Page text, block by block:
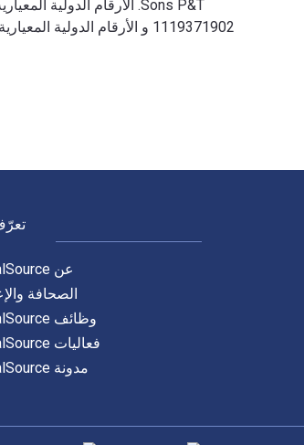
1119371902 و الأرقام الدولية المعيارية للكتاب (ISBN) هي 9781119371878, 1119371872. وفّر حتى 80% في مقابل الطباعة عن طريق الانتقال إلى الحياة الرقمية من خلال VitalSource.
عن VitalSource
الصحافة
وظائف VitalSource
فعاليات VitalSource
مدونة VitalSource